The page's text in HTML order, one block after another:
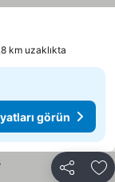
km uzaklıkta
görün
Paylaş